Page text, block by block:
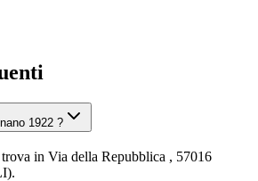
1922 ?
in Via della Repubblica , 57016